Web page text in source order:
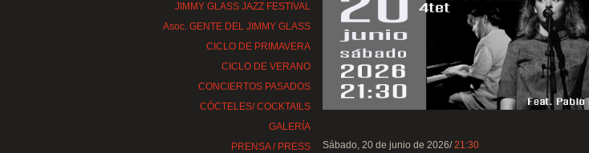
JIMMY GLASS JAZZ FESTIVAL
Asoc. GENTE DEL JIMMY GLASS
CICLO DE PRIMAVERA
CICLO DE VERANO
CONCIERTOS PASADOS
CÓCTELES/ COCKTAILS
GALERÍA
PRENSA / PRESS
Sábado, 20 de junio de 2026/21:30